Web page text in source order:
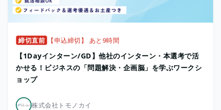
締切直前 【申込締切】 あと9時間
【1Dayインターン/GD】他社のインターン・本選考で活
かせる！ビジネスの「問題解決・企画脳」を学ぶワークシ
ョップ
株式会社トモノカイ